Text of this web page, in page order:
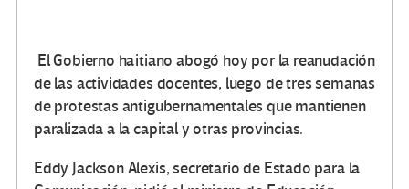
El Gobierno haitiano abogó hoy por la reanudación
de las actividades docentes, luego de tres semanas
de protestas antigubernamentales que mantienen
paralizada a la capital y otras provincias.
Eddy Jackson Alexis, secretario de Estado para la